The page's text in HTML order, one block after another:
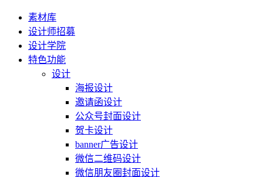
素材库
设计师招募
设计学院
特色功能
设计
海报设计
邀请函设计
公众号封面设计
贺卡设计
banner广告设计
微信二维码设计
微信朋友圈封面设计